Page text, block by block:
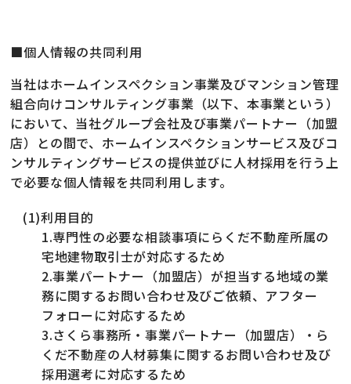
■個人情報の共同利用
当社はホームインスペクション事業及びマンション管理
組合向けコンサルティング事業（以下、本事業という）
において、当社グループ会社及び事業パートナー（加盟
店）との間で、ホームインスペクションサービス及びコ
ンサルティングサービスの提供並びに人材採用を行う上
で必要な個人情報を共同利用します。
(1)利用目的
1.専門性の必要な相談事項にらくだ不動産所属の
宅地建物取引士が対応するため
2.事業パートナー（加盟店）が担当する地域の業
務に関するお問い合わせ及びご依頼、アフター
フォローに対応するため
3.さくら事務所・事業パートナー（加盟店）・ら
くだ不動産の人材募集に関するお問い合わせ及び
採用選考に対応するため